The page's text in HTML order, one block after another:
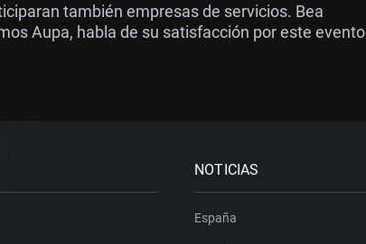
también empresas de servicios. Bea
Aupa, habla de su satisfacción por este evento
NOTICIAS
España